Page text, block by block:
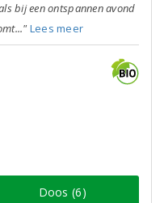
bij een ontspannen avond
Lees meer
Doos (6)